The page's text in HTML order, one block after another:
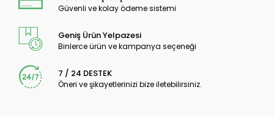
Güvenli ve kolay ödeme sistemi
Geniş Ürün Yelpazesi
Binlerce ürün ve kampanya seçeneği
7 / 24 DESTEK
Öneri ve şikayetlerinizi bize iletebilirsiniz.